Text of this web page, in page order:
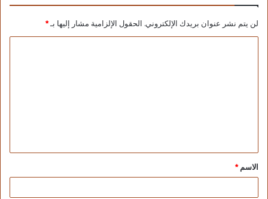
لن يتم نشر عنوان بريدك الإلكتروني. الحقول الإلزامية مشار إليها بـ*
الاسم*